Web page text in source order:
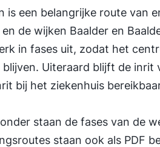
is een belangrijke route van
de wijken Baalder en
in fases uit, zodat het
blijven. Uiteraard blijft de inrit
bij het ziekenhuis
staan de fases van de
staan ook als PDF